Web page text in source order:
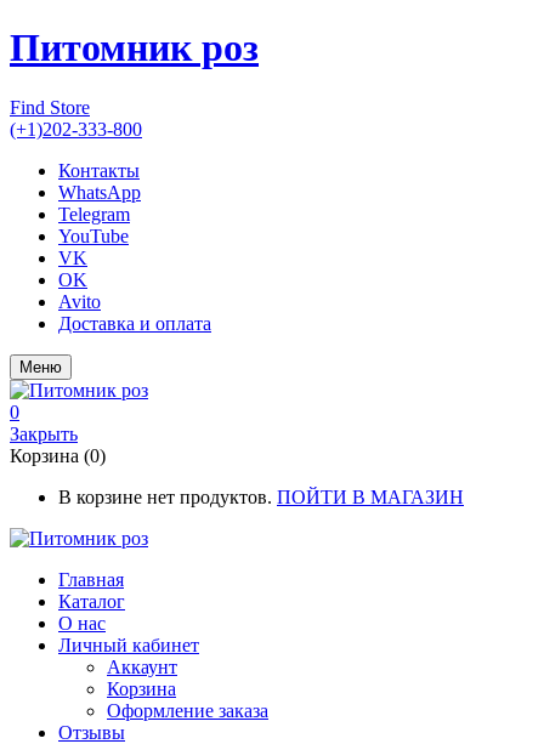
Питомник роз
Find Store
(+1)202-333-800
Контакты
WhatsApp
Telegram
YouTube
VK
OK
Avito
Доставка и оплата
Меню
0
Закрыть
Корзина (0)
В корзине нет продуктов. ПОЙТИ В МАГАЗИН
Главная
Каталог
О нас
Личный кабинет
Аккаунт
Корзина
Оформление заказа
Отзывы